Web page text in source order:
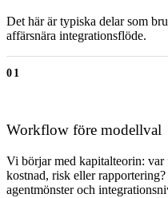
Det här är typiska delar som
affärsnära integrationsflöde.
01
Workflow före modellval
Vi börjar med kapitalteorin: var
kostnad, risk eller
agentmönster och